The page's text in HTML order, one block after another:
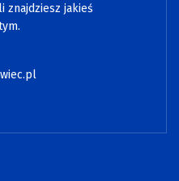
znajdziesz jakieś